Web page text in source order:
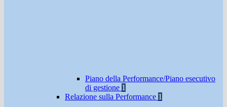
Piano della Performance/Piano esecutivo
di gestione 1
Relazione sulla Performance 1